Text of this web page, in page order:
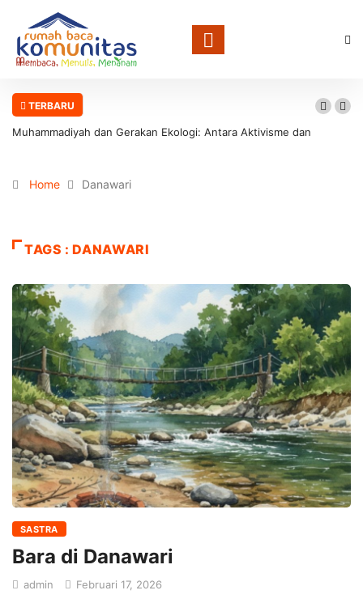
TERBARU
Muhammadiyah dan Gerakan Ekologi: Antara Aktivisme dan
Home Danawari
TAGS : DANAWARI
SASTRA
Bara di Danawari
admin Februari 17, 2026